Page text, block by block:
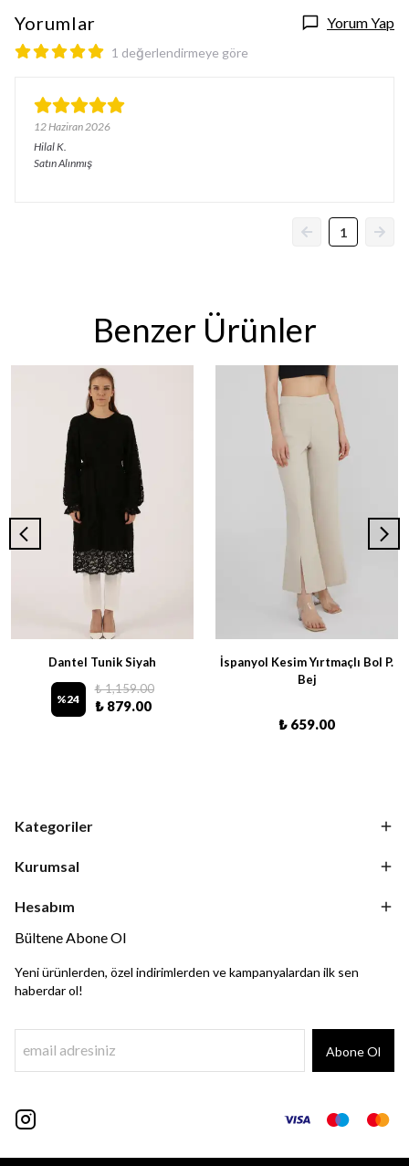
Yorumlar Yorum Yap
1 değerlendirmeye göre
12 Haziran 2026
HilalK.
Satın Alınmış
1
Benzer Ürünler
Dantel Tunik Siyah
%24
₺ 1,159.00
₺ 879.00
İspanyol Kesim Yırtmaçlı Bol P.
Bej
₺ 659.00
Kategoriler
Kurumsal
Hesabım
Bültene Abone Ol
Yeni ürünlerden, özel indirimlerden ve kampanyalardan ilk sen
haberdar ol!
Abone Ol